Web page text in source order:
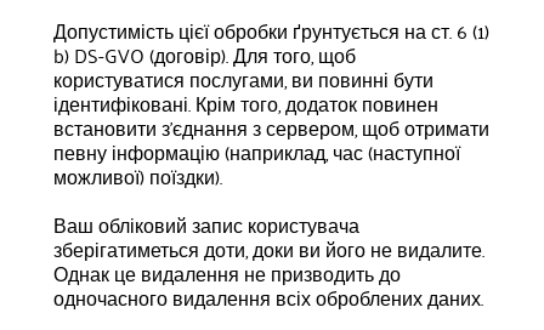
Допустимість цієї обробки ґрунтується на ст. 6 (1)
b) DS-GVO (договір). Для того, щоб
користуватися послугами, ви повинні бути
ідентифіковані. Крім того, додаток повинен
встановити з'єднання з сервером, щоб отримати
певну інформацію (наприклад, час (наступної
можливої) поїздки).
Ваш обліковий запис користувача
зберігатиметься доти, доки ви його не видалите.
Однак це видалення не призводить до
одночасного видалення всіх оброблених даних.